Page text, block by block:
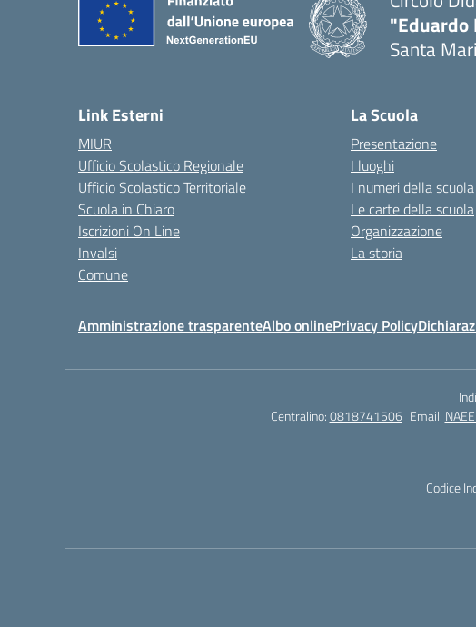
"Eduardo
Santa
Link Esterni
MIUR
Ufficio Scolastico Regionale
Ufficio Scolastico Territoriale
Scuola in Chiaro
Iscrizioni On Line
Invalsi
Comune
La Scuola
Presentazione
I luoghi
I numeri della scuola
Le carte della scuola
Organizzazione
La storia
Amministrazione trasparenteAlbo onlinePrivacy Policy
Centralino:0818741506 Email:
Codice